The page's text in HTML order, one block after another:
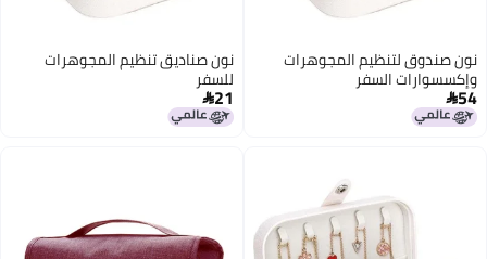
نون صندوق لتنظيم المجوهرات
وإكسسوارات السفر
54
نون صناديق تنظيم المجوهرات
للسفر
21